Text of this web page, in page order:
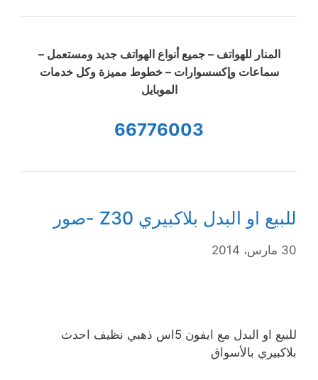
المنار للهواتف – جميع أنواع الهواتف جديد ومستعمل –
سماعات وإكسسوارات – خطوط مميزة وكل خدمات
الموبايل
66776003
للبيع او البدل بلاكبيري Z30 -صور
30 مارس، 2014
للبيع او البدل مع ايفون 5اس ذهبي نظيف احدث
بلاكبيري بالأسواق